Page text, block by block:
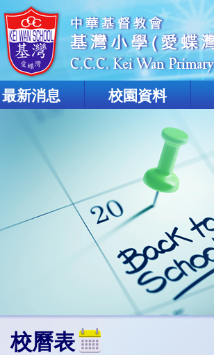
最新消息 校園資料
校曆表